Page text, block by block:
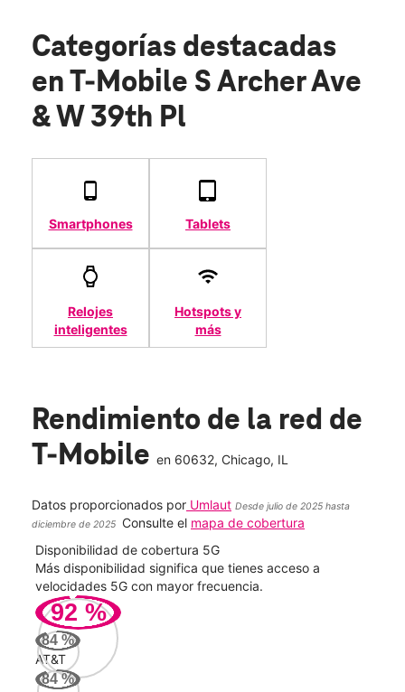
Categorías destacadas
en T-Mobile S Archer Ave
& W 39th Pl
Smartphones Tablets
Relojes
inteligentes
Hotspots y
más
Rendimiento de la red de
T-Mobile en 60632, Chicago, IL
Datos proporcionados por Umlaut Desde julio de 2025 hasta
diciembre de 2025
Consulte el mapa de cobertura
Disponibilidad de cobertura 5G
Más disponibilidad significa que tienes acceso a
velocidades 5G con mayor frecuencia.
92 %
84 %
AT&T
84%